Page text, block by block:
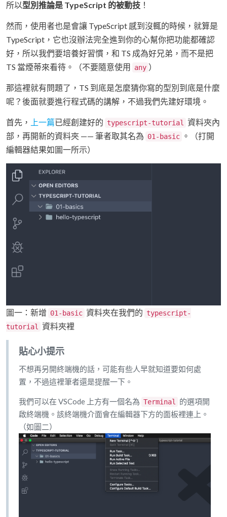
所以型別推論是 TypeScript 的被動技 ！
然而，使用者也是會讓 TypeScript 感到沒輒的時候，就算是
TypeScript，它也沒辦法完全進到你的心幫你把功能都確認
好，所以我們要培養好習慣，和 TS 成為好兄弟，而不是把
TS 當煙蒂來看待。（不要隨意使用 any ）
那這裡就有問題了，TS 到底是怎麼猜你寫的型別到底是什麼
呢？後面就要進行程式碼的講解，不過我們先建好環境。
首先， 上一篇已經創建好的 typescript-tutorial
資料夾內
部，再開新的資料夾 —— 筆者取其名為 01-basic 。（打開
編輯器結果如圖一所示）
圖一：新增 01-basic 資料夾在我們的 typescript-
tutorial
資料夾裡
貼心小提示
不想再另開終端機的話，可能有些人早就知道要如何處
置，不過這裡筆者還是提醒一下。
我們可以在 VSCode 上方有一個名為 Terminal
的選項開
啟終端機。該終端機介面會在編輯器下方的面板裡連上。
（如圖二）